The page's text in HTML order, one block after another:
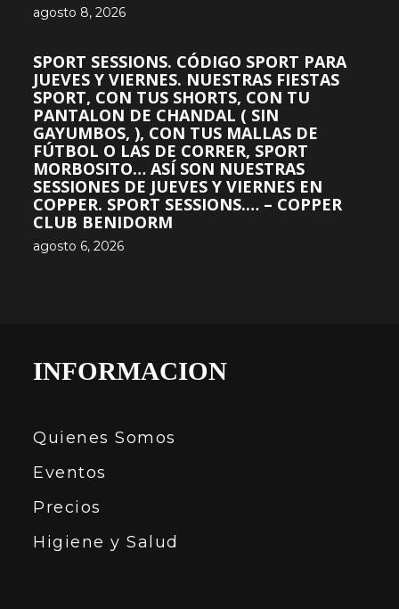
agosto 8, 2026
SPORT SESSIONS. CÓDIGO SPORT PARA
JUEVES Y VIERNES. NUESTRAS FIESTAS
SPORT, CON TUS SHORTS, CON TU
PANTALON DE CHANDAL ( SIN
GAYUMBOS, ), CON TUS MALLAS DE
FÚTBOL O LAS DE CORRER, SPORT
MORBOSITO… ASÍ SON NUESTRAS
SESSIONES DE JUEVES Y VIERNES EN
COPPER. SPORT SESSIONS.… – COPPER
CLUB BENIDORM
agosto 6, 2026
INFORMACION
Quienes Somos
Eventos
Precios
Higiene y Salud